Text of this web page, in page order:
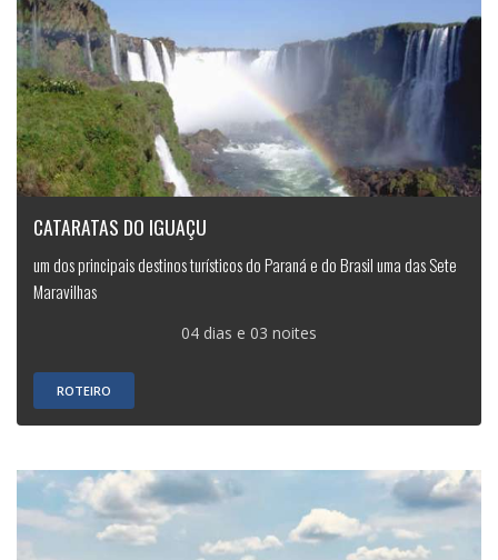
CATARATAS DO IGUAÇU
um dos principais destinos turísticos do Paraná e do Brasil uma das Sete
Maravilhas
04 dias e 03 noites
ROTEIRO